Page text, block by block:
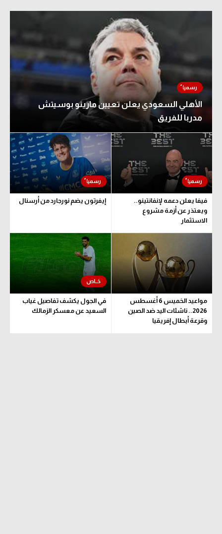
الأهلي السعودي يعلن تعيين مارينو بوسيتش
مدربا للفريق
فيفا يعلن دعمه لإنفانتينو..
ويعتذر عن أزمة مشروع
الاستثمار
إيفرتون يضم نورجارد من أرسنال
مواعيد الخميس 6 أغسطس
2026.. ناشئات اليد ضد الصين
وقرعة أبطال إفريقيا
في الجول يكشف تفاصيل غياب
السعيد عن معسكر الزمالك